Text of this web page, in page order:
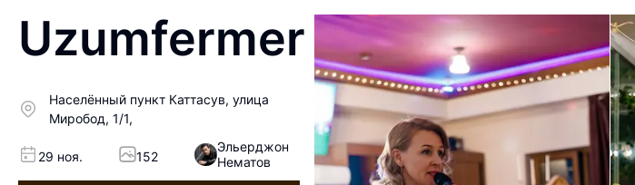
Uzumfermer
Населённый пункт Каттасув, улица
Миробод, 1/1,
29 ноя. 152
Эльерджон
Нематов